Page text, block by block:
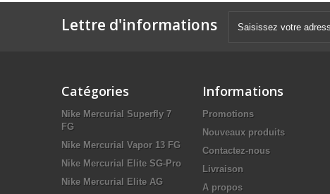
Lettre d'informations
Catégories
Nike Mercurial Superfly 7
FG
Nike Mercurial Vapor 13 FG
Nike Mercurial Elite SG-Pro
Nike Mercurial Elite AG
Informations
Promotions
Nouveaux produits
Contactez-nous
Livraison
A propos